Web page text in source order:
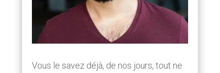
Vous le savez déjà, de nos jours, tout ne